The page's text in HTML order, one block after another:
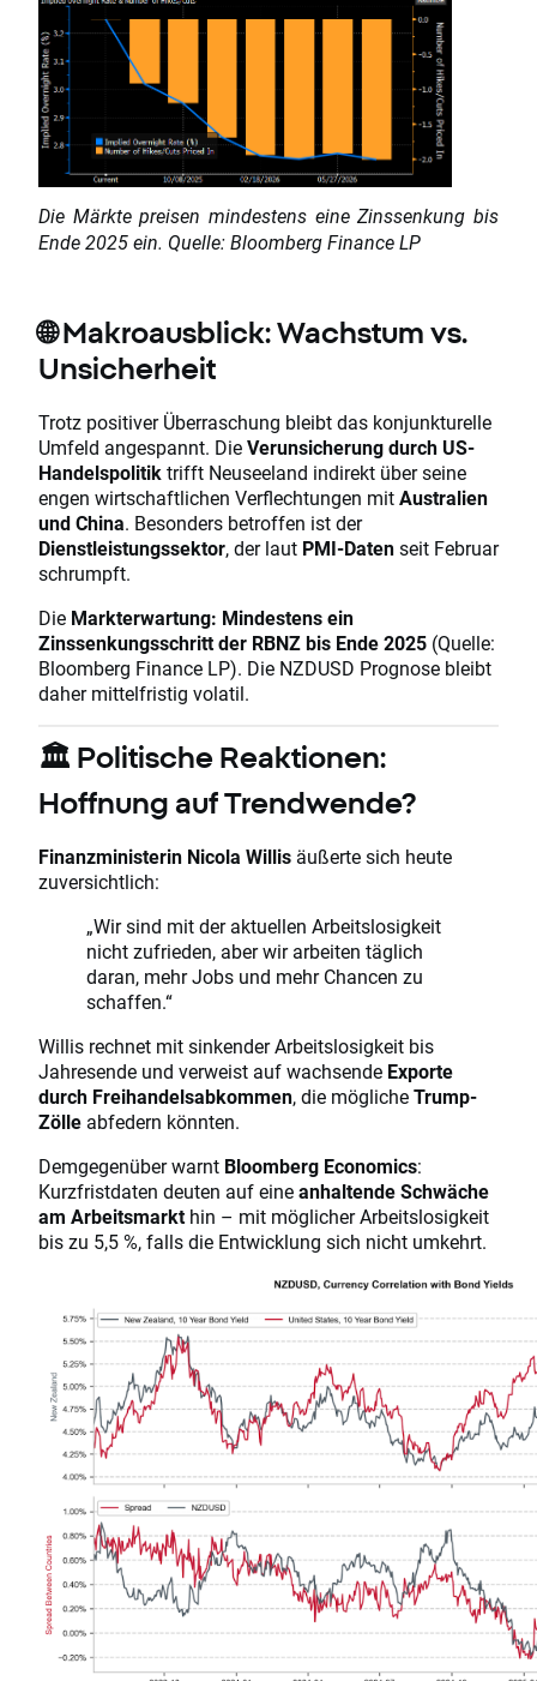
Die Märkte preisen mindestens eine Zinssenkung bis
Ende 2025 ein. Quelle: Bloomberg Finance LP
🌐 Makroausblick: Wachstum vs.
Unsicherheit
Trotz positiver Überraschung bleibt das konjunkturelle
Umfeld angespannt. DieVerunsicherung durch US-
Handelspolitiktrifft Neuseeland indirekt über seine
engen wirtschaftlichen Verflechtungen mitAustralien
und China. Besonders betroffen ist der
Dienstleistungssektor, der laut PMI-Datenseit Februar
schrumpft.
Die Markterwartung: Mindestens ein
Zinssenkungsschritt der RBNZ bis Ende 2025 (Quelle:
Bloomberg Finance LP). Die NZDUSD Prognose bleibt
daher mittelfristig volatil.
🏛️ Politische Reaktionen:
Hoffnung auf Trendwende?
Finanzministerin Nicola Willis äußerte sich heute
zuversichtlich:
„Wir sind mit der aktuellen Arbeitslosigkeit
nicht zufrieden, aber wir arbeiten täglich
daran, mehr Jobs und mehr Chancen zu
schaffen.“
Willis rechnet mit sinkender Arbeitslosigkeit bis
Jahresende und verweist auf wachsende Exporte
durch Freihandelsabkommen, die möglicheTrump-
Zölle abfedern könnten.
Demgegenüber warnt Bloomberg Economics:
Kurzfristdaten deuten auf eineanhaltende Schwäche
am Arbeitsmarkthin – mit möglicher Arbeitslosigkeit
bis zu 5,5 %, falls die Entwicklung sich nicht umkehrt.